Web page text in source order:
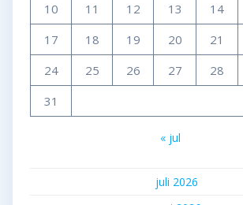
10
11 12 13 14
17
18 19 20 21
24
25 26 27 28
31
« jul
juli 2026